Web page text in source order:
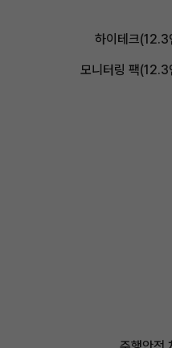
하이테크(12.3
모니터링 팩(12.3